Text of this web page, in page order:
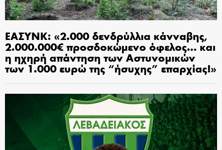
ΕΑΣΥΝΚ: «2.000 δενδρύλλια κάνναβης,
2.000.000€ προσδοκώμενο όφελος… και
η ηχηρή απάντηση των Αστυνομικών
των 1.000 ευρώ της “ήσυχης” επαρχίας!»